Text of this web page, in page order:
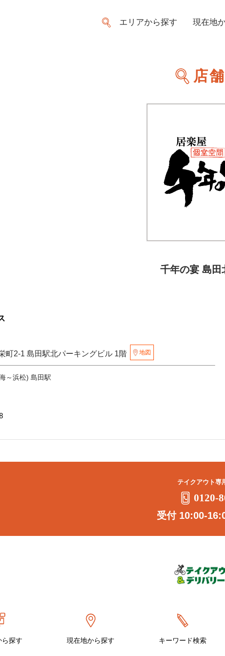
エリアから探す 現在地
店
千年の宴 島田
町2-1 島田駅北パーキングビル 1階 地図
～浜松) 島田駅
テイクアウト専
0120-
受付 10:00-
ら探す 現在地から探す キーワード検索